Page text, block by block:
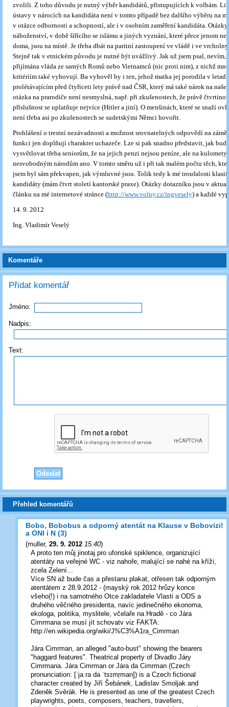
zvolili. Z toho důvodu je nutný výběr kandidátů, přistupujících k volbám.
ústavy v nárocích na kandidáta není v tomto případě bez dalšího výběru na
v otázce odbornosti a schopností, ale i v osobním zaměření kandidáta.
náboženství, v době šířícího se islámu a jiných vyznání, které přece jenom
doma, jsou na místě. Je třeba dbát na paritní zastoupení ve vládě i ve
Stejně tak v etnickém původu je nutné být uvážlivý. Jak už jsem psal, nevím,
přijímána vláda ze samých Romů nebo Vietnamců (nic proti nim), z nichž
kritériím také vyhovují. Ba vyhověl by i ten, jehož matka jej porodila v
prolétávajícím před čtyřiceti lety právě nad ČSR, který má také nárok na
otázka na prarodiče není nesmyslná, např. při zkušenostech, že právě
příslušnost se uplatňuje nejvíce (Hitler a jiní). O menšinách, které se snaží
není třeba asi po zkušenostech se sudetskými Němci hovořit.
Prohlášení o trestní nezávadnosti a možnost srovnatelných odpovědí na
funkci jen doplňují charakter uchazeče. Lze si pak snadno představit, jak
vysvětlovat třeba seniorům, že na jejich penzi nejsou peníze, ale na
nesvobodným národům ano. V tomto směru už i při tak malém počtu těch,
jsem byl sám překvapen, jak výmluvné jsou. Tolik tedy k mé troufalosti
kandidáty (mám čtvrt století kantorské praxe). Otázky dotazníku jsou v
článku na mé internetové stránce (http://www.volny.cz/ingvesely) a každé
14. 9. 2012
Ing. Vladimír Veselý
Komentáře
Přidat komentář
Jméno:
Nadpis:
Text:
Přehled komentářů
Bobo, Bobobus a odporný atentát na Klause v Bobovizi!
a ONI i N (3)
(muller, 29. 9. 2012 15:40)
A proto ten můj jinotaj pro ufonské spiklence, organizující
atentáty na veřejné WC - viz nahoře, malující se nahé na kříži,
zcela Zelení...
Více SN až bude čas a přestanu plakat, otřesen tak odporným
atentátem z 28.9.2012 - (mayský rok 2012 hrůzy konce
všeho(!) i na samotného Otce zakladatele Vlasti a ODS a
druhého věčného presidenta, navíc jedinečného ekonoma,
ekologa, politika, myslitele, včelaře na Hradě - co Jára
Cimrmana se musí jít schovatv viz FAKTA:
http://en.wikipedia.org/wiki/J%C3%A1ra_Cimrman
Jára Cimrman, an alleged "auto-bust" showing the bearers
"haggard features". Theatrical property of Divadlo Járy
Cimrmana. Jára Cimrman or Jára da Cimrman (Czech
pronunciation: [ˈjaːra da ˈtsɪmr̩man]) is a Czech fictional
character created by Jiří Šebánek, Ladislav Smoljak and
Zdeněk Svěrák. He is presented as one of the greatest Czech
playwrights, poets, composers, teachers, travellers,